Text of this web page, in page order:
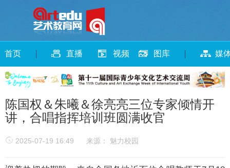
首页 直播 视频 图库 媒
陈国权＆朱曦＆徐亮亮三位专家倾情开
讲，合唱指挥培训班圆满收官
2025-07-19 16:49 来源： 魅力校园